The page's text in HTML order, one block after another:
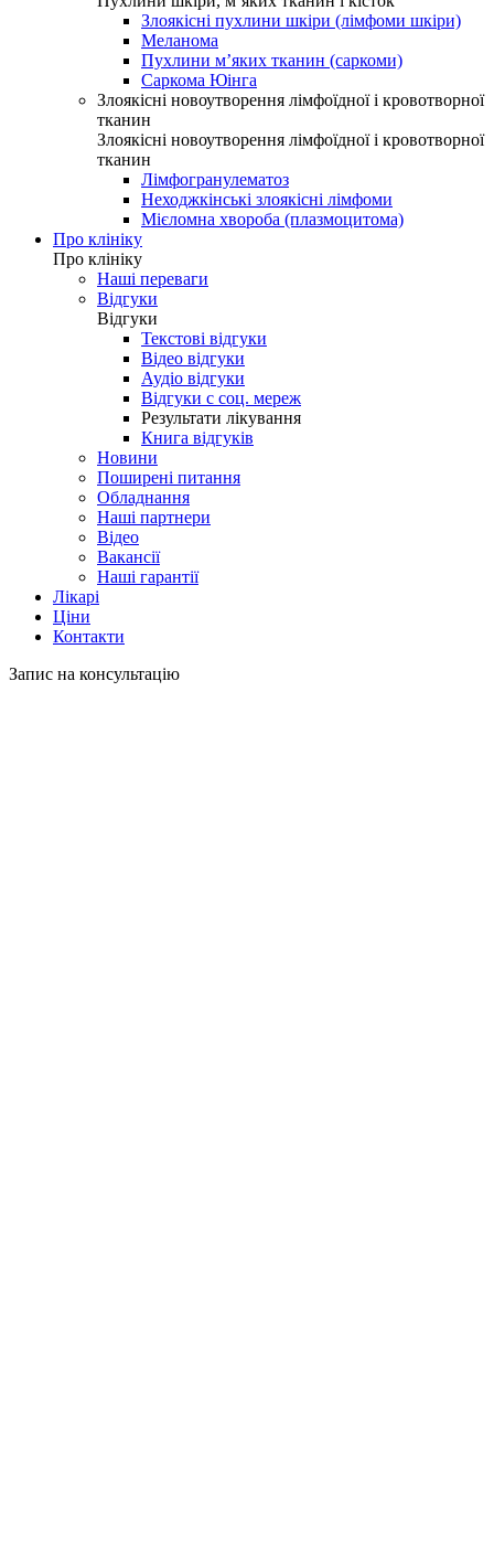
Злоякісні пухлини шкіри (лімфоми шкіри)
Меланома
Пухлини м’яких тканин (саркоми)
Саркома Юінга
Злоякісні новоутворення лімфоїдної і кровотворної
тканин
Злоякісні новоутворення лімфоїдної і кровотворної
тканин
Лімфогранулематоз
Неходжкінські злоякісні лімфоми
Мієломна хвороба (плазмоцитома)
Про клініку
Про клініку
Наші переваги
Відгуки
Відгуки
Текстові відгуки
Відео відгуки
Аудіо відгуки
Відгуки с соц. мереж
Результати лікування
Книга відгуків
Новини
Поширені питання
Обладнання
Наші партнери
Відео
Вакансії
Наші гарантії
Лікарі
Ціни
Контакти
Запис на консультацію